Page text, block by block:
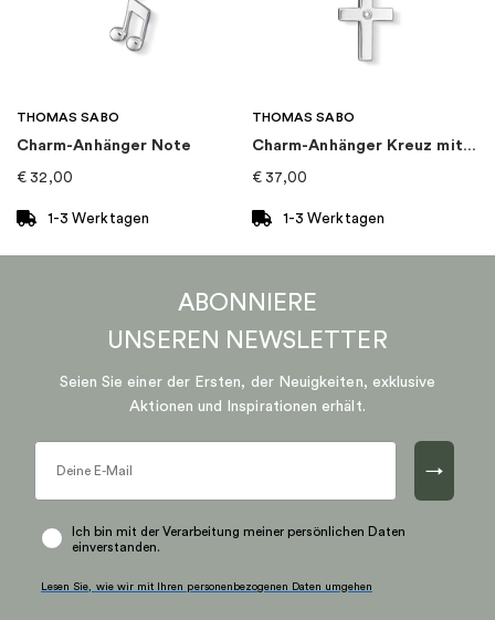
THOMAS SABO
Charm-Anhänger Note
€ 32,00
1-3 Werktagen
THOMAS SABO
Charm-Anhänger Kreuz mit Stein Silber
€ 37,00
1-3 Werktagen
ABONNIERE
UNSEREN NEWSLETTER
Seien Sie einer der Ersten, der Neuigkeiten, exklusive
Aktionen und Inspirationen erhält.
→
Ich bin mit der Verarbeitung meiner persönlichen Daten
einverstanden.
Lesen Sie, wie wir mit Ihren personenbezogenen Daten umgehen